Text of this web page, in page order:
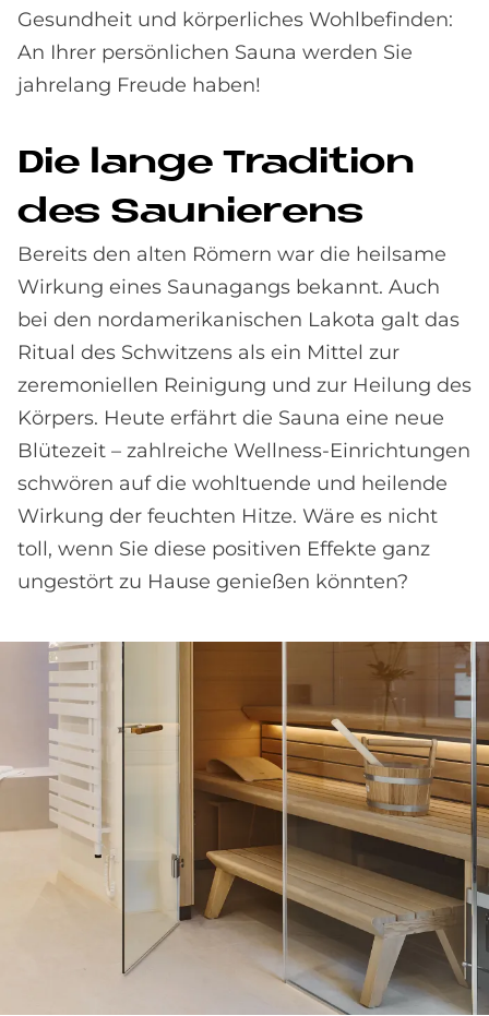
Gesundheit und körperliches Wohlbefinden:
An Ihrer persönlichen Sauna werden Sie
jahrelang Freude haben!
Die lan­ge Tra­di­ti­on
des Sau­nie­rens
Bereits den alten Römern war die heilsame
Wirkung eines Saunagangs bekannt. Auch
bei den nordamerikanischen Lakota galt das
Ritual des Schwitzens als ein Mittel zur
zeremoniellen Reinigung und zur Heilung des
Körpers. Heute erfährt die Sauna eine neue
Blütezeit – zahlreiche Wellness-Einrichtungen
schwören auf die wohltuende und heilende
Wirkung der feuchten Hitze. Wäre es nicht
toll, wenn Sie diese positiven Effekte ganz
ungestört zu Hause genießen könnten?